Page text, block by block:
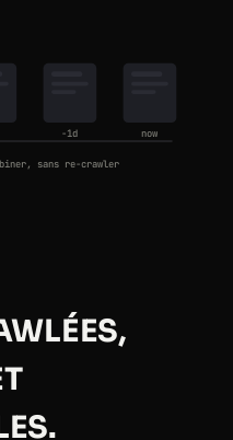
-1d now
sans re-crawler